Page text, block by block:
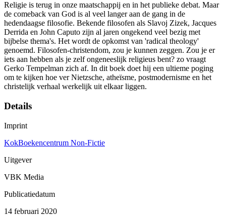
Religie is terug in onze maatschappij en in het publieke debat. Maar
de comeback van God is al veel langer aan de gang in de
hedendaagse filosofie. Bekende filosofen als Slavoj Zizek, Jacques
Derrida en John Caputo zijn al jaren ongekend veel bezig met
bijbelse thema's. Het wordt de opkomst van 'radical theology'
genoemd. Filosofen-christendom, zou je kunnen zeggen. Zou je er
iets aan hebben als je zelf ongeneeslijk religieus bent? zo vraagt
Gerko Tempelman zich af. In dit boek doet hij een ultieme poging
om te kijken hoe ver Nietzsche, atheïsme, postmodernisme en het
christelijk verhaal werkelijk uit elkaar liggen.
Details
Imprint
KokBoekencentrum Non-Fictie
Uitgever
VBK Media
Publicatiedatum
14 februari 2020